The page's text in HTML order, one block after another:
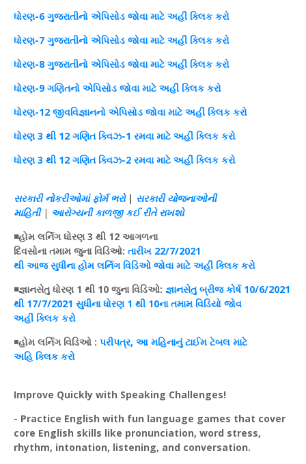
ધોરણ-6 ગુજરાતીનો એપિસોડ જોવા માટે અહીં ક્લિક કરો
ધોરણ-7 ગુજરાતીનો એપિસોડ જોવા માટે અહીં ક્લિક કરો
ધોરણ-8 ગુજરાતીનો એપિસોડ જોવા માટે અહીં ક્લિક કરો
ધોરણ-9 ગણિતનો એપિસોડ જોવા માટે અહીં ક્લિક કરો
ધોરણ-12 જીવવિજ્ઞાનનો એપિસોડ જોવા માટે અહીં ક્લિક કરો
ધોરણ3 થી 12 ગણિત ક્વિઝ-1 રમવા માટે અહીં ક્લિક કરો
ધોરણ3 થી 12 ગણિત ક્વિઝ-2 રમવા માટે અહીં ક્લિક કરો
સરકારી નોકરીઓમાંફોર્મભરો | સરકારી યોજનાઓની
માહિતી| આરોગ્યની કાળજી કઈરીતે રાખશો
◾હોમ લર્નિગ ધોરણ 3 થી 12 આગળના
દિવસોનાતમામ જુના વિડિઓ: તારીખ 22/7/2021
થી આજસુધીનાહોમ લર્નિગ વિડિઓ જોવા માટે અહીં ક્લિક કરો
◾જ્ઞાનસેતુધોરણ 1 થી 10 જુના વિડિઓ: જ્ઞાનસેતુબ્રીજ કોર્ષ10/6/2021
થી 17/7/2021 સુધીનાધોરણ1 થી 10નાતમામ વિડિયો જોવ
અહીં ક્લિક કરો
◾હોમ લર્નિગ વિડિઓ : પરીપત્ર, આ મહિનાનુંટાઈમ ટેબલ માટે
અહિ ક્લિક કરો
Improve Quickly with Speaking Challenges!
- Practice English with fun language games that cover
core English skills like pronunciation, word stress,
rhythm, intonation, listening, and conversation.